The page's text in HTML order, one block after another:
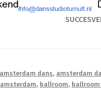
amsterdam dans, amsterdam
, ballroom,